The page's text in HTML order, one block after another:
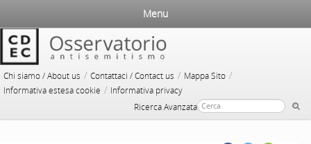
Chi siamo / About us / Contattaci / Contact us / Mappa Sito /
Informativa estesa cookie / Informativa privacy
Ricerca Avanzata
Menu